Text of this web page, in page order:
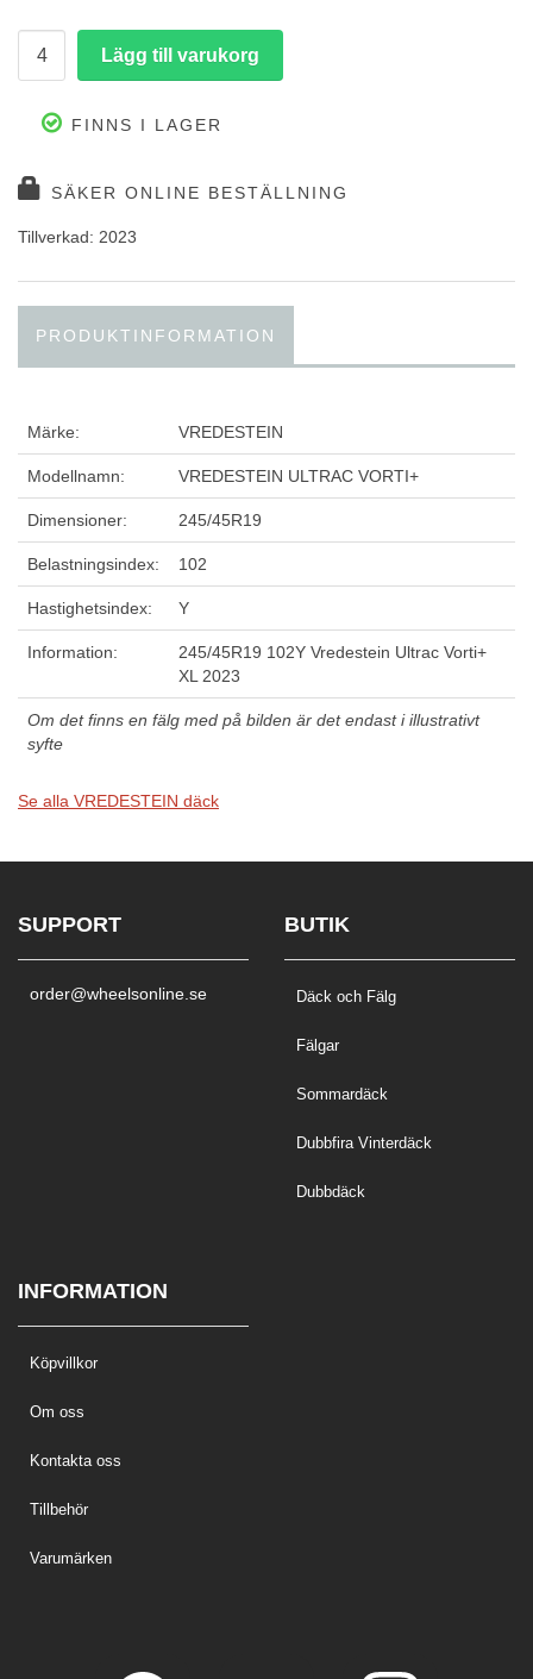
FINNS I LAGER
SÄKER ONLINE BESTÄLLNING
Tillverkad: 2023
PRODUKTINFORMATION
Märke: VREDESTEIN
Modellnamn: VREDESTEIN ULTRAC VORTI+
Dimensioner: 245/45R19
Belastningsindex: 102
Hastighetsindex: Y
Information:
245/45R19 102Y Vredestein Ultrac Vorti+
XL 2023
Om det finns en fälg med på bilden är det endast i illustrativt
syfte
Se alla VREDESTEIN däck
SUPPORT
order@wheelsonline.se
BUTIK
Däck och Fälg
Fälgar
Sommardäck
Dubbfira Vinterdäck
Dubbdäck
INFORMATION
Köpvillkor
Om oss
Kontakta oss
Tillbehör
Varumärken